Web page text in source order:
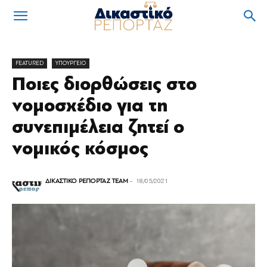
FEATURED ΥΠΟΥΡΓΕΙΟ
Ποιες διορθώσεις στο
νομοσχέδιο για τη
συνεπιμέλεια ζητεί ο
νομικός κόσμος
ΔΙΚΑΣΤΙΚΟ ΡΕΠΟΡΤΑΖ TEAM - 18/05/2021